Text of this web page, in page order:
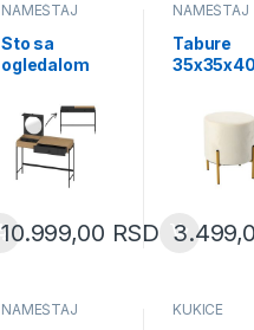
NAMEŠTAJ
Sto sa
ogledalom
(PHO1619)
10.999,00 RSD
NAMEŠTAJ
Tabure
NAMEŠTAJ KUKICE